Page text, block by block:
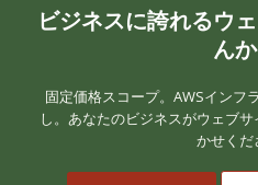
ビジネスに誇れるウ
ん
固定価格スコープ。AWSインフ
し。あなたのビジネスがウェブ
かせくだ